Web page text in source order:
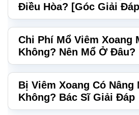
Điều Hòa? [Góc Giải
Chi Phí Mổ Viêm Xoang
Không? Nên Mổ Ở Đâu?
Bị Viêm Xoang Có
Không? Bác Sĩ Giải Đáp